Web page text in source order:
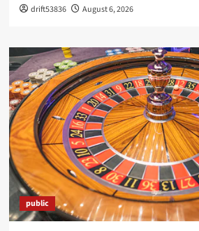
drift53836 August 6, 2026
public